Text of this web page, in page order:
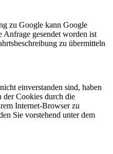
zu Google kann Google
gesendet worden ist
zu übermitteln
einverstanden sind, haben
Cookies durch die
Internet-Browser zu
Sie vorstehend unter dem